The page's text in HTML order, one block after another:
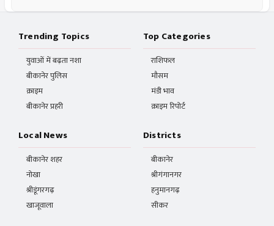
Trending Topics
युवाओं में बढ़ता नशा
बीकानेर पुलिस
क्राइम
बीकानेर प्रहरी
Top Categories
राशिफल
मौसम
मंडी भाव
क्राइम रिपोर्ट
Local News
बीकानेर शहर
नोखा
श्रीडूंगरगढ़
खाजूवाला
Districts
बीकानेर
श्रीगंगानगर
हनुमानगढ़
सीकर